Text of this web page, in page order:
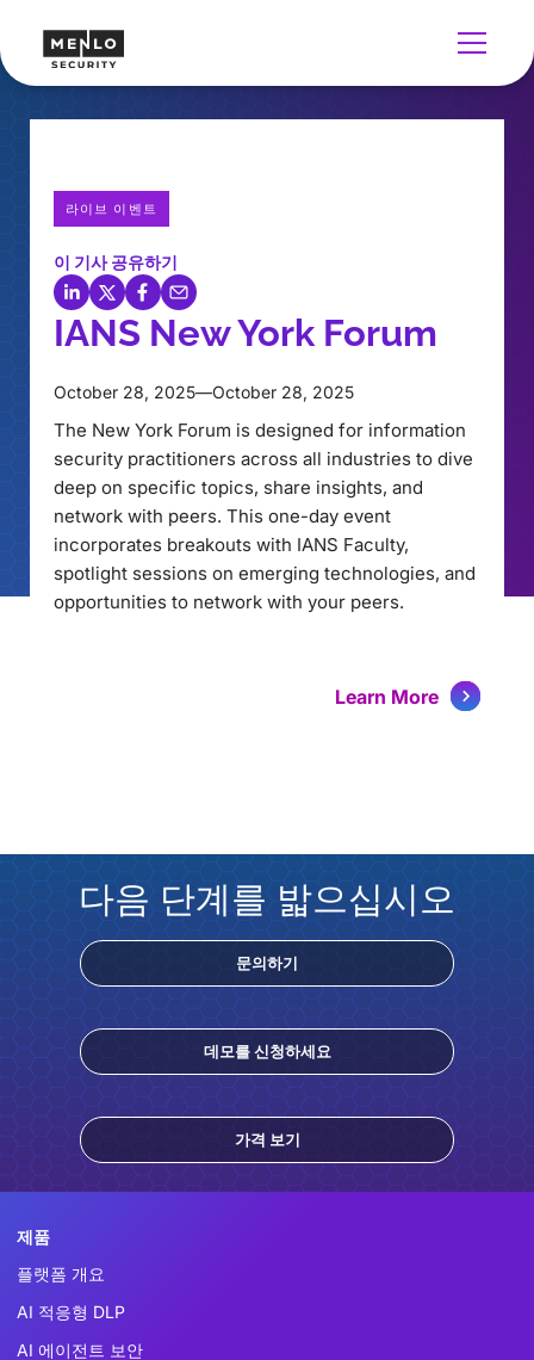
라이브 이벤트
이 기사 공유하기
IANS New York Forum
October 28, 2025—October 28, 2025
The New York Forum is designed for information
security practitioners across all industries to dive
deep on specific topics, share insights, and
network with peers. This one-day event
incorporates breakouts with IANS Faculty,
spotlight sessions on emerging technologies, and
opportunities to network with your peers.
Learn More
다음 단계를 밟으십시오
문의하기
데모를 신청하세요
가격 보기
제품
플랫폼 개요
AI 적응형 DLP
AI 에이전트 보안